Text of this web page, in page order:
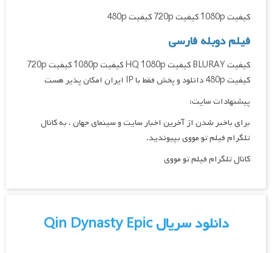
کیفیت 1080p کیفیت 720p کیفیت 480p
فیلم دوبله فارسی
کیفیت BLURAY کیفیت HQ 1080p کیفیت 1080p کیفیت 720p
کیفیت 480p دانلود و پخش فقط با IP ایران امکان پذیر هست
پیشنهادات سایت:
برای باخبر شدن از آخرین اخبار سایت و سینمای جهان ، به کانال
تلگرام فیلم تو مووی بپیوندید.
کانال تلگرام فیلم تو مووی
دانلود سریال Qin Dynasty Epic